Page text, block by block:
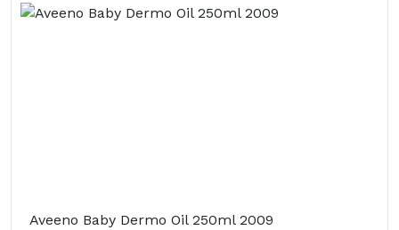
Aveeno Baby Dermo Oil 250ml 2009